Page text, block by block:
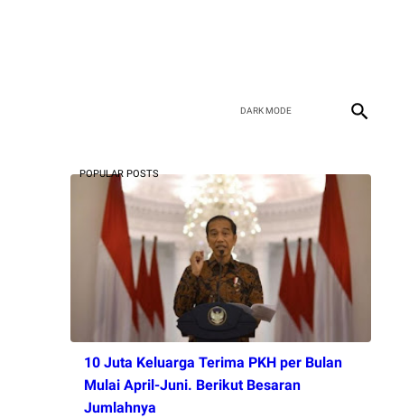
POPULAR POSTS
10 Juta Keluarga Terima PKH per Bulan
Mulai April-Juni. Berikut Besaran
Jumlahnya